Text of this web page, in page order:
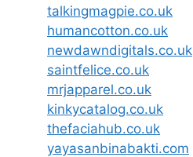
talkingmagpie.co.uk
humancotton.co.uk
newdawndigitals.co.uk
saintfelice.co.uk
mrjapparel.co.uk
kinkycatalog.co.uk
thefaciahub.co.uk
yayasanbinabakti.com